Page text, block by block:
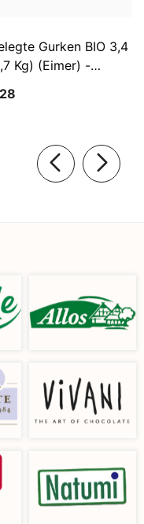
Gurken BIO 3,4
Kg) (Eimer) -